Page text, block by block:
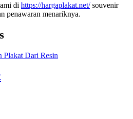
di https://hargaplakat.net/souvenir
penawaran menariknya.